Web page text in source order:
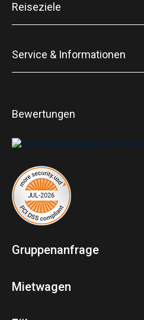
Reiseziele
Service & Informationen
Bewertungen
Gruppenanfrage
Mietwagen